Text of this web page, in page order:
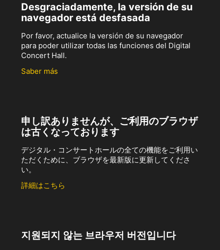
Desgraciadamente, la versión de su
navegador está desfasada
Por favor, actualice la versión de su navegador
para poder utilizar todas las funciones del Digital
Concert Hall.
Saber más
申し訳ありませんが、ご利用のブラウザ
は古くなっております
デジタル・コンサートホールの全ての機能をご利用い
ただくために、ブラウザを最新版に更新してくださ
い。
詳細はこちら
지원되지 않는 브라우저 버전입니다